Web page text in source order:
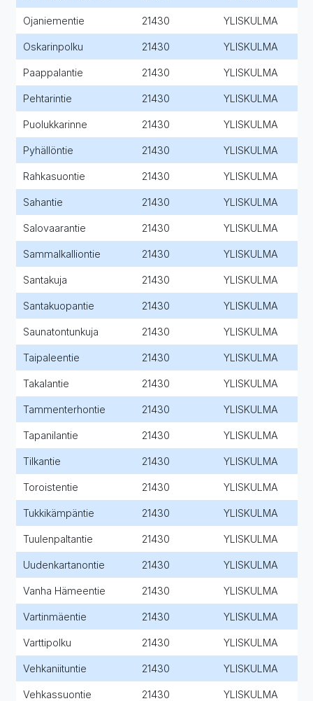
Ojaniementie 21430 YLISKULMA
Oskarinpolku 21430 YLISKULMA
Paappalantie 21430 YLISKULMA
Pehtarintie 21430 YLISKULMA
Puolukkarinne 21430 YLISKULMA
Pyhällöntie 21430 YLISKULMA
Rahkasuontie 21430 YLISKULMA
Sahantie 21430 YLISKULMA
Salovaarantie 21430 YLISKULMA
Sammalkalliontie 21430 YLISKULMA
Santakuja 21430 YLISKULMA
Santakuopantie 21430 YLISKULMA
Saunatontunkuja 21430 YLISKULMA
Taipaleentie 21430 YLISKULMA
Takalantie 21430 YLISKULMA
Tammenterhontie 21430 YLISKULMA
Tapanilantie 21430 YLISKULMA
Tilkantie 21430 YLISKULMA
Toroistentie 21430 YLISKULMA
Tukkikämpäntie 21430 YLISKULMA
Tuulenpaltantie 21430 YLISKULMA
Uudenkartanontie 21430 YLISKULMA
Vanha Hämeentie 21430 YLISKULMA
Vartinmäentie 21430 YLISKULMA
Varttipolku 21430 YLISKULMA
Vehkaniituntie 21430 YLISKULMA
Vehkassuontie 21430 YLISKULMA